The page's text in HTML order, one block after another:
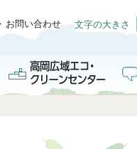
お問い合わせ 文字の大きさ